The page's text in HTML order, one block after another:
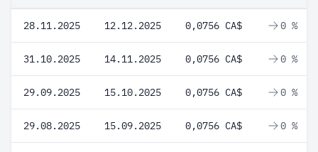
28.11.2025 12.12.2025 0,0756 CA$ 0 %
31.10.2025 14.11.2025 0,0756 CA$ 0 %
29.09.2025 15.10.2025 0,0756 CA$ 0 %
29.08.2025 15.09.2025 0,0756 CA$ 0 %